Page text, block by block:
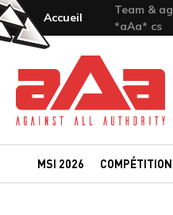
Accueil
Team &
*aAa* cs
Team-aAa - against All
MSI 2026